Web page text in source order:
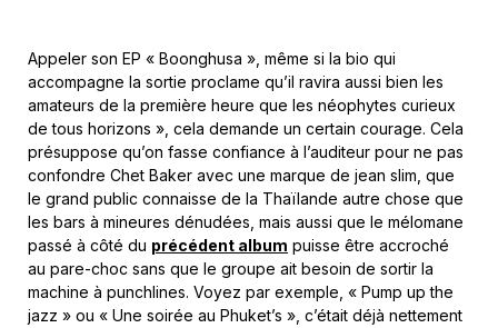
Appeler son EP « Boonghusa », même si la bio qui
accompagne la sortie proclame qu’il ravira aussi bien les
amateurs de la première heure que les néophytes curieux
de tous horizons », cela demande un certain courage. Cela
présuppose qu’on fasse confiance à l’auditeur pour ne pas
confondre Chet Baker avec une marque de jean slim, que
le grand public connaisse de la Thaïlande autre chose que
les bars à mineures dénudées, mais aussi que le mélomane
passé à côté du précédent album puisse être accroché
au pare-choc sans que le groupe ait besoin de sortir la
machine à punchlines. Voyez par exemple, « Pump up the
jazz » ou « Une soirée au Phuket’s », c’était déjà nettement